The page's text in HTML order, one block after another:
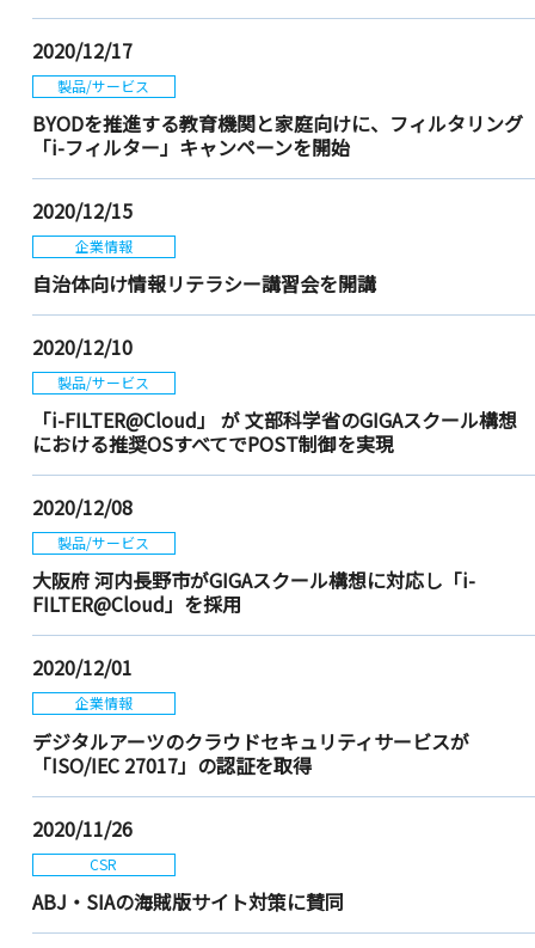
2020/12/17
製品/サービス
BYODを推進する教育機関と家庭向けに、フィルタリング
「i-フィルター」キャンペーンを開始
2020/12/15
企業情報
自治体向け情報リテラシー講習会を開講
2020/12/10
製品/サービス
「i-FILTER@Cloud」 が 文部科学省のGIGAスクール構想
における推奨OSすべてでPOST制御を実現
2020/12/08
製品/サービス
大阪府 河内長野市がGIGAスクール構想に対応し「i-
FILTER@Cloud」を採用
2020/12/01
企業情報
デジタルアーツのクラウドセキュリティサービスが
「ISO/IEC 27017」の認証を取得
2020/11/26
CSR
ABJ・SIAの海賊版サイト対策に賛同